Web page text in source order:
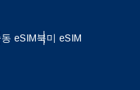
eSIM북미 eSIM